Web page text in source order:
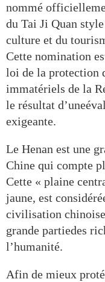
nommé
du Tai Ji Quan
culture et du
Cette nomination
loi de la protection
immatériels de la
le résultat
exigeante.
Le Henan est une
Chine qui compte
Cette « plaine
jaune, est
civilisation
grande partiedes
l’humanité.
Afin de mieux